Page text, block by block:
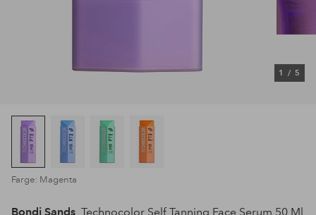
1 / 5
Farge: Magenta
Bondi Sands Technocolor Self Tanning Face Serum 50 Ml